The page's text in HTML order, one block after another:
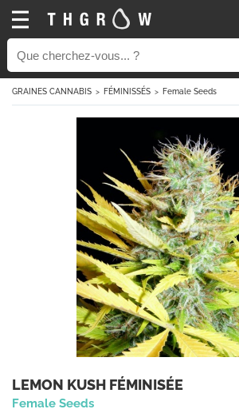
GRAINES CANNABIS FÉMINISSÉS Female Seeds
LEMON KUSH FÉMINISÉE
Female Seeds